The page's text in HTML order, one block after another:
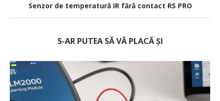
Senzor de temperatură IR fără contact RS PRO
S-AR PUTEA SĂ VĂ PLACĂ ȘI